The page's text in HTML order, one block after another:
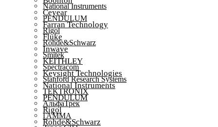
National Instruments
PENDULUM
Rigol
Rohde&Schwarz
Smitek
Spectracom
Stanford Research Systems
TEKTRONIX
АльфаТрек
ГАММА
Ceyear
Farran Technology
Fluke
Inwave
KEITHLEY
Keysight Technologies
National Instruments
PENDULUM
Rigol
Rohde&Schwarz